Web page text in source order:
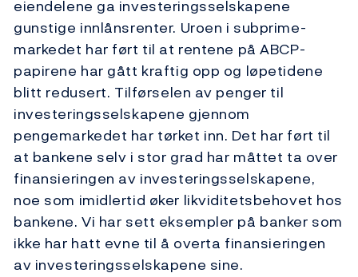
eiendelene ga investeringsselskapene
gunstige innlånsrenter. Uroen i subprime-
markedet har ført til at rentene på ABCP-
papirene har gått kraftig opp og løpetidene
blitt redusert. Tilførselen av penger til
investeringsselskapene gjennom
pengemarkedet har tørket inn. Det har ført til
at bankene selv i stor grad har måttet ta over
finansieringen av investeringsselskapene,
noe som imidlertid øker likviditetsbehovet hos
bankene. Vi har sett eksempler på banker som
ikke har hatt evne til å overta finansieringen
av investeringsselskapene sine.